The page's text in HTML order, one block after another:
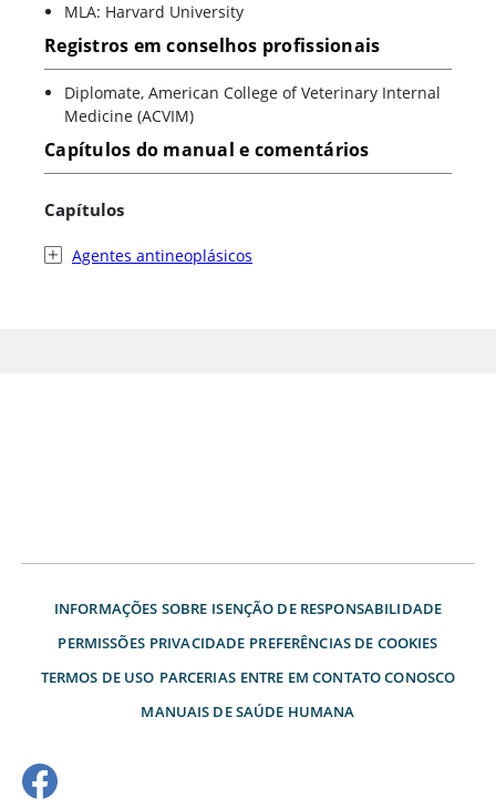
MLA: Harvard University
Registros em conselhos profissionais
Diplomate, American College of Veterinary Internal
Medicine (ACVIM)
Capítulos do manual e comentários
Capítulos
Agentes antineoplásicos
INFORMAÇÕES SOBRE ISENÇÃO DE RESPONSABILIDADE
PERMISSÕES PRIVACIDADE PREFERÊNCIAS DE COOKIES
TERMOS DE USO PARCERIAS ENTRE EM CONTATO CONOSCO
MANUAIS DE SAÚDE HUMANA